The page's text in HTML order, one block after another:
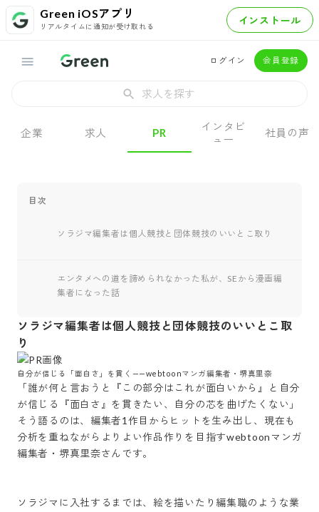
Green iOSアプリ
リアルタイムに通知が受け取れる インストール
ログイン 会員登録
求人を探す
企業 求人 PR
インタビ
ュー
社員の声
目次
ソラジマ編集者は個人競技と団体競技のいいとこ取り
エンタメへの道を諦められなかった私が、SEから漫画編
集者になった話
ソラジマ編集者は個人競技と団体競技のいいとこ取
り
自分が信じる「面白さ」を貫く——webtoonマンガ編集者・堺真里奈
「誰が何と言おうと『この部分はこれが面白いから』と自分
が信じる『面白さ』を貫きたい、自分の芯を曲げたくない」
そう語るのは、編集者1作目からヒットを生み出し、現在も
分析を重ねながらよりよい作品作りを目指すwebtoonマンガ
編集者・堺真里奈さんです。
ソラジマに入社するまでは、絵を描いたり編集職のような業